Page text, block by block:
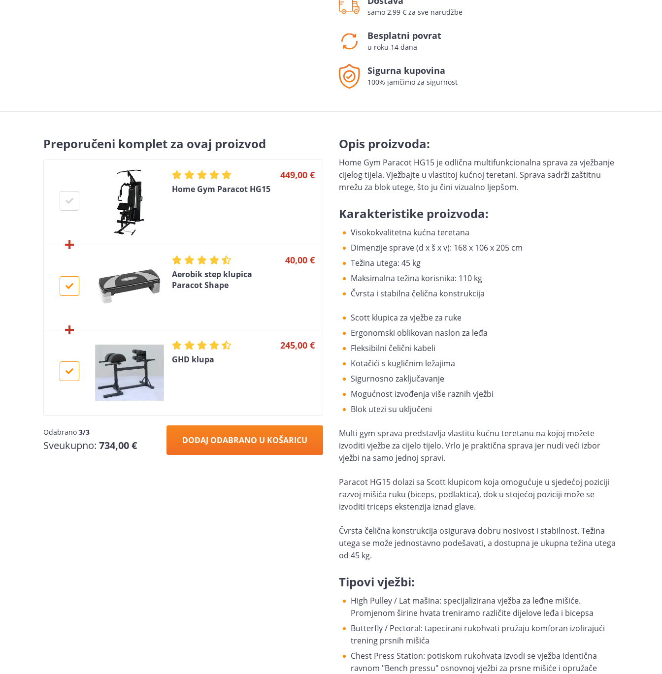
samo 2,99 € za sve narudžbe
Besplatni povrat
u roku 14 dana
Sigurna kupovina
100% jamčimo za sigurnost
Opis proizvoda:
Home Gym Paracot HG15 je odlična multifunkcionalna sprava za vježbanje
cijelog tijela. Vježbajte u vlastitoj kućnoj teretani. Sprava sadrži zaštitnu
mrežu za blok utege, što ju čini vizualno ljepšom.
Karakteristike proizvoda:
Visokokvalitetna kućna teretana
Dimenzije sprave (d x š x v): 168 x 106 x 205 cm
Težina utega: 45 kg
Maksimalna težina korisnika: 110 kg
Čvrsta i stabilna čelična konstrukcija
Scott klupica za vježbe za ruke
Ergonomski oblikovan naslon za leđa
Fleksibilni čelični kabeli
Kotačići s kugličnim ležajima
Sigurnosno zaključavanje
Mogućnost izvođenja više raznih vježbi
Blok utezi su uključeni
Multi gym sprava predstavlja vlastitu kućnu teretanu na kojoj možete
izvoditi vježbe za cijelo tijelo. Vrlo je praktična sprava jer nudi veći izbor
vježbi na samo jednoj spravi.
Paracot HG15 dolazi sa Scott klupicom koja omogućuje u sjedećoj poziciji
razvoj mišića ruku (biceps, podlaktica), dok u stojećoj poziciji može se
izvoditi triceps ekstenzija iznad glave.
Čvrsta čelična konstrukcija osigurava dobru nosivost i stabilnost. Težina
utega se može jednostavno podešavati, a dostupna je ukupna težina utega
od 45 kg.
Tipovi vježbi:
High Pulley / Lat mašina: specijalizirana vježba za leđne mišiće.
Promjenom širine hvata treniramo različite dijelove leđa i bicepsa
Butterfly / Pectoral: tapecirani rukohvati pružaju komforan izolirajući
trening prsnih mišića
Chest Press Station: potiskom rukohvata izvodi se vježba identična
ravnom "Bench pressu" osnovnoj vježbi za prsne mišiće i opružače
Preporučeni komplet za ovaj proizvod
Home Gym Paracot HG15
449,00 €
Aerobik step klupica
Paracot Shape
40,00 €
GHD klupa
245,00 €
Odabrano 3/3
Sveukupno: 734,00 € DODAJ ODABRANO U KOŠARICU